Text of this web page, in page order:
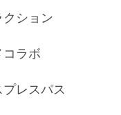
クション
コラボ
プレスパス